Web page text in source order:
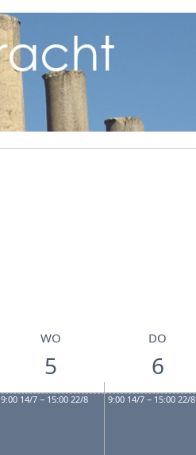
WO
5
DO
6
9:00 14/7 − 15:00 22/8 9:00 14/7 − 15:00 22/8